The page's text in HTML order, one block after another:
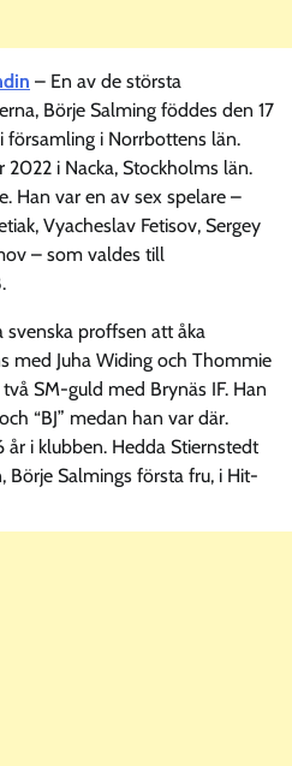
– En av de största
Börje Salming föddes den 17
församling i Norrbottens län.
i Nacka, Stockholms län.
Han var en av sex spelare –
Vyacheslav Fetisov, Sergey
– som valdes till
proffsen att åka
med Juha Widing och Thommie
SM-guld med Brynäs IF. Han
“BJ” medan han var där.
år i klubben. Hedda Stiernstedt
Börje Salmings första fru, i Hit-